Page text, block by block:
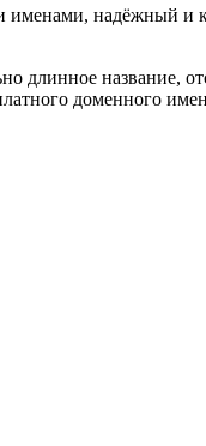
именами, надёжный и
длинное название,
доменного